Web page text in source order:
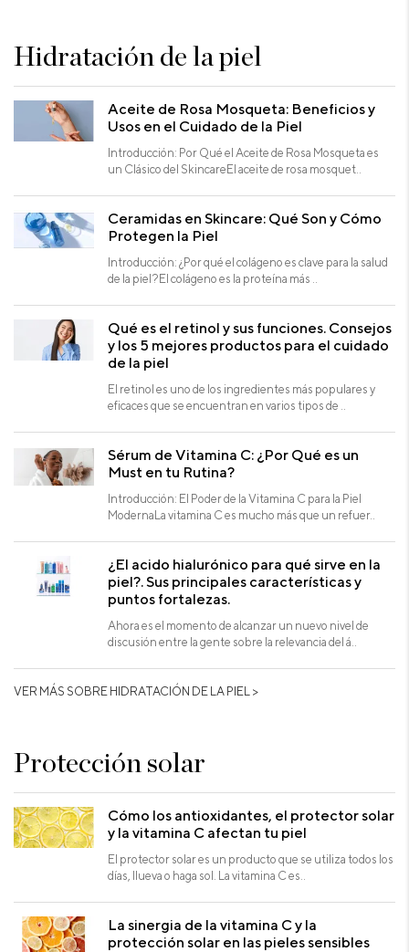
Hidratación de la piel
Aceite de Rosa Mosqueta: Beneficios y
Usos en el Cuidado de la Piel
Introducción: Por Qué el Aceite de Rosa Mosqueta es
un Clásico del SkincareEl aceite de rosa mosquet..
Ceramidas en Skincare: Qué Son y Cómo
Protegen la Piel
Introducción: ¿Por qué el colágeno es clave para la salud
de la piel?El colágeno es la proteína más ..
Qué es el retinol y sus funciones. Consejos
y los 5 mejores productos para el cuidado
de la piel
El retinol es uno de los ingredientes más populares y
eficaces que se encuentran en varios tipos de ..
Sérum de Vitamina C: ¿Por Qué es un
Must en tu Rutina?
Introducción: El Poder de la Vitamina C para la Piel
ModernaLa vitamina C es mucho más que un refuer..
¿El acido hialurónico para qué sirve en la
piel?. Sus principales características y
puntos fortalezas.
Ahora es el momento de alcanzar un nuevo nivel de
discusión entre la gente sobre la relevancia del á..
VER MÁS SOBRE HIDRATACIÓN DE LA PIEL >
Protección solar
Cómo los antioxidantes, el protector solar
y la vitamina C afectan tu piel
El protector solar es un producto que se utiliza todos los
días, llueva o haga sol. La vitamina C es..
La sinergia de la vitamina C y la
protección solar en las pieles sensibles